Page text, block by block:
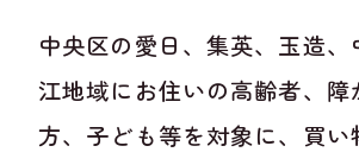
中央区の愛日、集英、玉造、
江地域にお住いの高齢者、障
方、子ども等を対象に、買い